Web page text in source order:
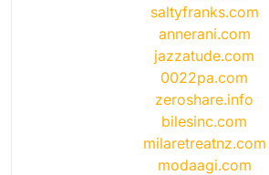
saltyfranks.com
annerani.com
jazzatude.com
0022pa.com
zeroshare.info
bilesinc.com
milaretreatnz.com
modaagi.com